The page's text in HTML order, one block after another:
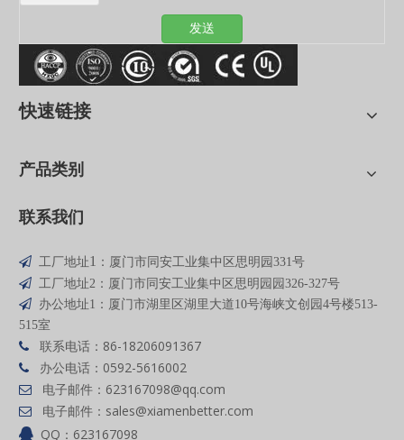
发送
快速链接
产品类别
联系我们
 工厂地址1 ：厦门市同安工业集中区思明园331号
 工厂地址2：厦门市同安工业集中区思明园园326-327号
 办公地址1：厦门市湖里区湖里大道10号海峡文创园4号楼513-
515室
 联系电话：86-18206091367
 办公电话：0592-5616002
 电子邮件： 623167098@qq.com
 电子邮件： sales@xiamenbetter.com
 QQ：623167098